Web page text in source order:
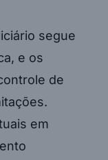
segue
e os
de
em